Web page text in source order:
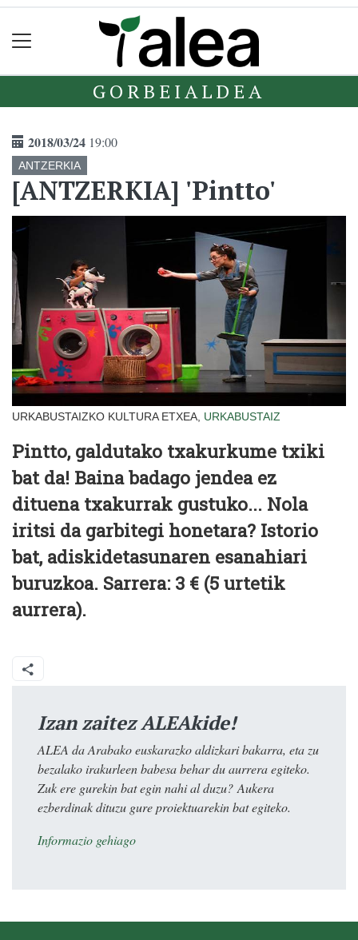
GORBEIALDEA
2018/03/24 19:00
ANTZERKIA
[ANTZERKIA] 'Pintto'
URKABUSTAIZKO KULTURA ETXEA, URKABUSTAIZ
Pintto, galdutako txakurkume txiki
bat da! Baina badago jendea ez
dituena txakurrak gustuko... Nola
iritsi da garbitegi honetara? Istorio
bat, adiskidetasunaren esanahiari
buruzkoa. Sarrera: 3 € (5 urtetik
aurrera).
Izan zaitez ALEAkide!
ALEA da Arabako euskarazko aldizkari bakarra, eta zu
bezalako irakurleen babesa behar du aurrera egiteko.
Zuk ere gurekin bat egin nahi al duzu? Aukera
ezberdinak dituzu gure proiektuarekin bat egiteko.
Informazio gehiago